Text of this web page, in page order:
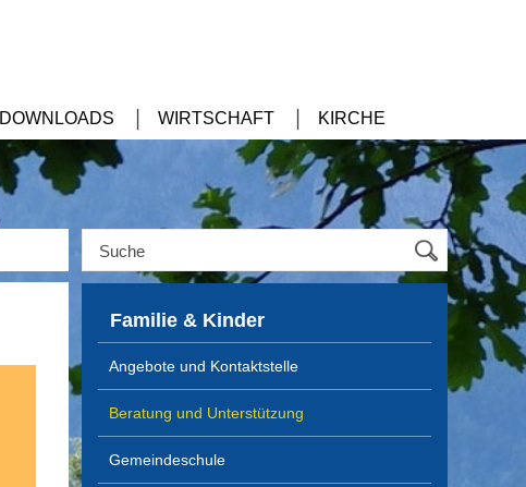
DOWNLOADS WIRTSCHAFT KIRCHE
Familie & Kinder
Angebote und Kontaktstelle
Beratung und Unterstützung
Gemeindeschule